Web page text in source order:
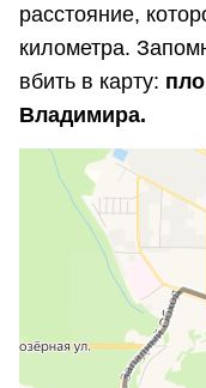
расстояние,
километра.
вбить в карту:
Владимира.
Ставрополь
Построение маршрутов